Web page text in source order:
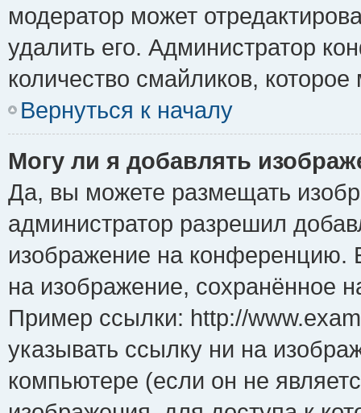
модератор может
удалить его. Администратор
количество смайликов,
Вернуться к началу
Могу ли я добавлять
Да, вы можете размещать
администратор разрешил
изображение на конференцию.
на изображение, сохранённое
Пример ссылки: http://
указывать ссылку ни на
компьютере (если он не